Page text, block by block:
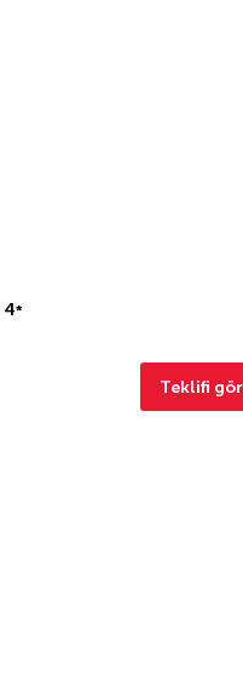
4*
Teklifi gör